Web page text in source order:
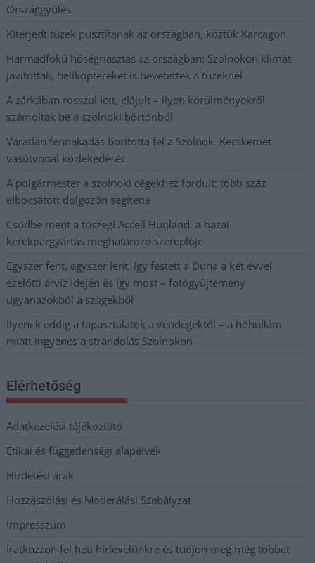
Országgyűlés
Kiterjedt tüzek pusztítanak az országban, köztük Karcagon
Harmadfokú hőségriasztás az országban: Szolnokon klímát
javítottak, helikoptereket is bevetettek a tüzeknél
A zárkában rosszul lett, elájult – ilyen körülményekről
számoltak be a szolnoki börtönből
Váratlan fennakadás borította fel a Szolnok–Kecskemét
vasútvonal közlekedését
A polgármester a szolnoki cégekhez fordult: több száz
elbocsátott dolgozón segítene
Csődbe ment a tószegi Accell Hunland, a hazai
kerékpárgyártás meghatározó szereplője
Egyszer fent, egyszer lent, így festett a Duna a két évvel
ezelőtti árvíz idején és így most – fotógyűjtemény
ugyanazokból a szögekből
Ilyenek eddig a tapasztalatok a vendégektől – a hőhullám
miatt ingyenes a strandolás Szolnokon
Elérhetőség
Adatkezelési tájékoztató
Etikai és függetlenségi alapelvek
Hirdetési árak
Hozzászólási és Moderálási Szabályzat
Impresszum
Iratkozzon fel heti hírlevelünkre és tudjon meg még többet